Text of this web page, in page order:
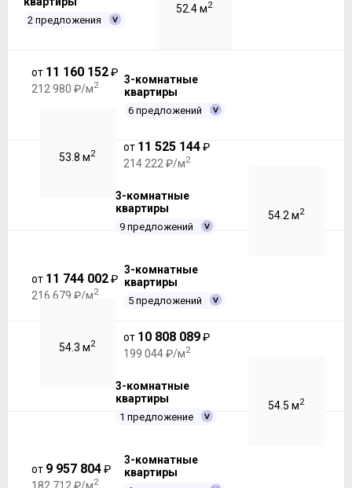
2 предложения
52.4 м2
от 11 160 152₽
212 980 ₽/м2
3-комнатные
квартиры
6 предложений
53.8 м2
от 11 525 144₽
214 222 ₽/м2
3-комнатные
квартиры
9 предложений
54.2 м2
от 11 744 002₽
216 679 ₽/м2
3-комнатные
квартиры
5 предложений
54.3 м2
от 10 808 089₽
199 044 ₽/м2
3-комнатные
квартиры
1 предложение
54.5 м2
от 9 957 804₽
182 712 ₽/м2
3-комнатные
квартиры